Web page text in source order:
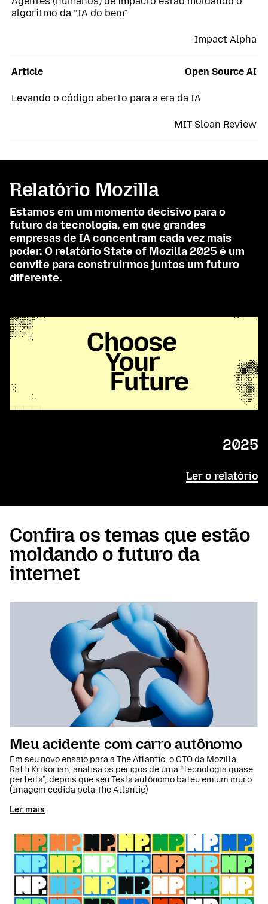
Impact Alpha
algoritmo da “IA do bem”
Article
MIT Sloan Review
Open Source AI
Levando o código aberto para a era da IA
Relatório Mozilla
Estamos em um momento decisivo para o
futuro da tecnologia, em que grandes
empresas de IA concentram cada vez mais
poder. O relatório State of Mozilla 2025 é um
convite para construirmos juntos um futuro
diferente.
2025
Ler o relatório
Confira os temas que estão
moldando o futuro da
internet
Meu acidente com carro autônomo
Em seu novo ensaio para a The Atlantic, o CTO da Mozilla,
Raffi Krikorian, analisa os perigos de uma “tecnologia quase
perfeita”, depois que seu Tesla autônomo bateu em um muro.
(Imagem cedida pela The Atlantic)
Ler mais